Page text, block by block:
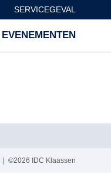
SERVICEGEVAL
EVENEMENTEN
| ©2026 IDC Klaassen